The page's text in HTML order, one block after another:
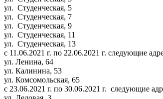
ул. Студенческая, 5
ул. Студенческая, 7
ул. Студенческая, 9
ул. Студенческая, 11
ул. Студенческая, 13
с 11.06.2021 г. по 22.06.2021 г. следующие
ул. Ленина, 64
ул. Калинина, 53
ул. Комсомольская, 65
с 23.06.2021 г. по 30.06.2021 г. следующие